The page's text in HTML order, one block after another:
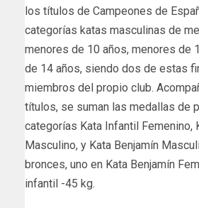
los títulos de Campeones de
categorías katas masculinas de
menores de 10 años, menores de
de 14 años, siendo dos de estas
miembros del propio club.
títulos, se suman las medallas de
categorías Kata Infantil Femenino,
Masculino, y Kata Benjamín
bronces, uno en Kata Benjamín
infantil -45 kg.